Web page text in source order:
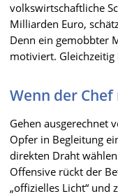
volkswirtschaftliche
Milliarden Euro,
Denn ein gemobbter
motiviert.
Wenn der
Gehen ausgerechnet
Opfer in Begleitung
direkten Draht
Offensive rückt der
„offizielles Licht“ und